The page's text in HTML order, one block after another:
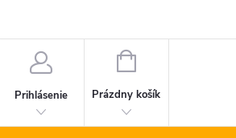
Prihlásenie
NÁKUPNÝ
Prázdny košík